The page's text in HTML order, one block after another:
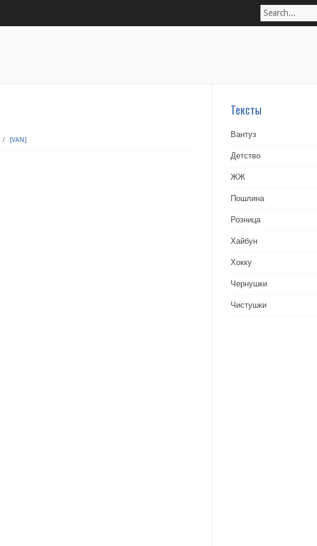
/ [VAN]
Тексты
Вантуз
Детство
ЖЖ
Пошлина
Розница
Хайбун
Хокку
Чернушки
Чистушки